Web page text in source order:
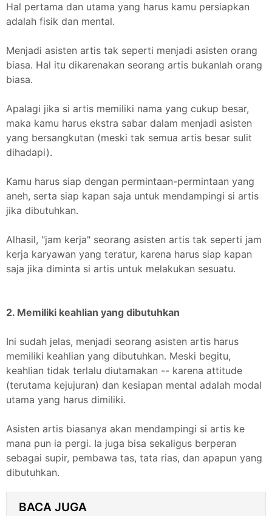
Hal pertama dan utama yang harus kamu persiapkan
adalah fisik dan mental.
Menjadi asisten artis tak seperti menjadi asisten orang
biasa. Hal itu dikarenakan seorang artis bukanlah orang
biasa.
Apalagi jika si artis memiliki nama yang cukup besar,
maka kamu harus ekstra sabar dalam menjadi asisten
yang bersangkutan (meski tak semua artis besar sulit
dihadapi).
Kamu harus siap dengan permintaan-permintaan yang
aneh, serta siap kapan saja untuk mendampingi si artis
jika dibutuhkan.
Alhasil, "jam kerja" seorang asisten artis tak seperti jam
kerja karyawan yang teratur, karena harus siap kapan
saja jika diminta si artis untuk melakukan sesuatu.
2. Memiliki keahlian yang dibutuhkan
Ini sudah jelas, menjadi seorang asisten artis harus
memiliki keahlian yang dibutuhkan. Meski begitu,
keahlian tidak terlalu diutamakan -- karena attitude
(terutama kejujuran) dan kesiapan mental adalah modal
utama yang harus dimiliki.
Asisten artis biasanya akan mendampingi si artis ke
mana pun ia pergi. Ia juga bisa sekaligus berperan
sebagai supir, pembawa tas, tata rias, dan apapun yang
dibutuhkan.
BACA JUGA